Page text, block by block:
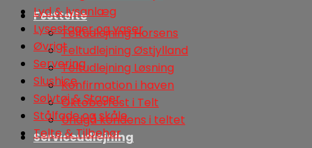
Festtelte
Teltudlejning Horsens
Teltudlejning Østjylland
Teltudlejning Løsning
Konfirmation i haven
Oktoberfest i Telt
Undgå kondens i teltet
Serviceudlejning
Lyd & lysanlæg
Lysestager og vaser
Øvrigt
Servering
Slushice
Sølvtøj & Stager
Stålfade og skåle
Telte & Tilbehør